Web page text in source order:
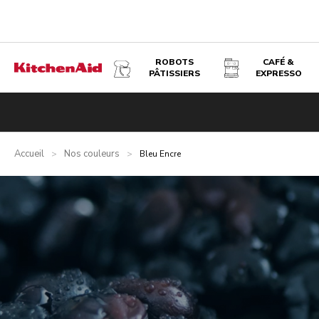
ROBOTS
PÂTISSIERS
CAFÉ &
EXPRESSO
Accueil > Nos couleurs > Bleu Encre